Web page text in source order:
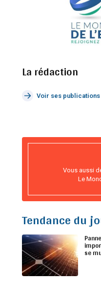
La rédaction
Voir ses publications
Vous aussi
Le
Tendance du
se